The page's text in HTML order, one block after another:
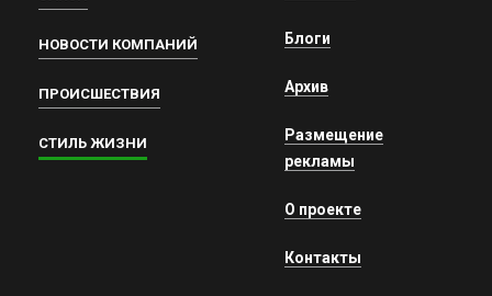
НОВОСТИ КОМПАНИЙ
ПРОИСШЕСТВИЯ
СТИЛЬ ЖИЗНИ
Блоги
Архив
Размещение
рекламы
О проекте
Контакты